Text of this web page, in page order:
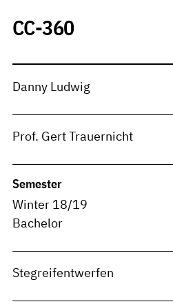
CC-360
Danny Ludwig
Prof. Gert Trauernicht
Semester
Winter 18/19
Bachelor
Stegreifentwerfen